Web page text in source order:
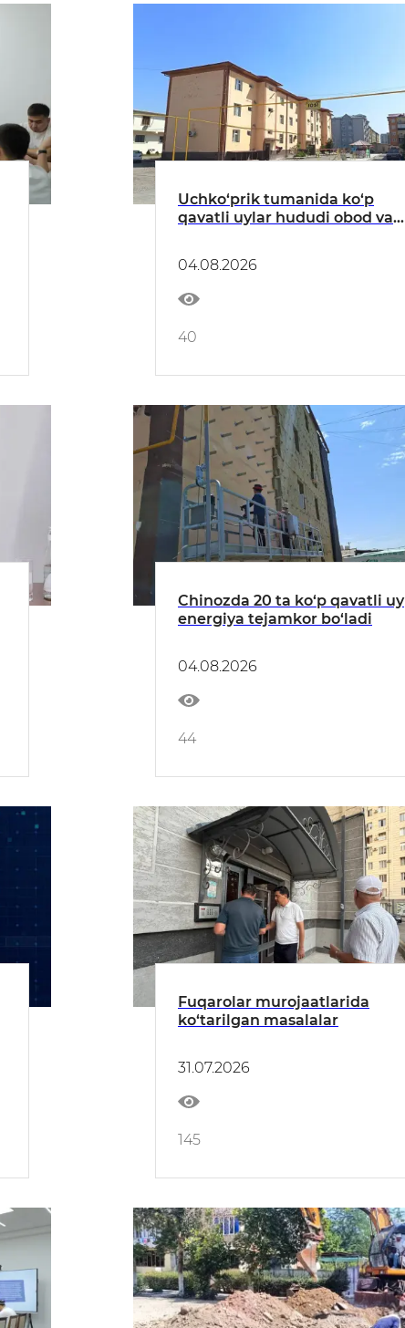
Uchko‘prik tumanida ko‘p
qavatli uylar hududi obod va
04.08.2026
40
Chinozda 20 ta ko‘p qavatli uy
energiya tejamkor bo‘ladi
04.08.2026
44
Fuqarolar murojaatlarida
ko‘tarilgan masalalar
31.07.2026
145